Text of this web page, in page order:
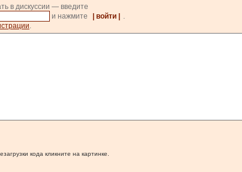
в дискуссии — введите
и нажмите | войти |
.
.
кода кликните на картинке.